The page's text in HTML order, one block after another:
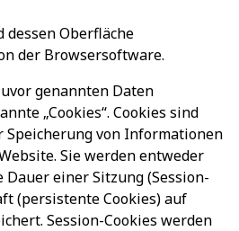
dessen Oberfläche
der Browsersoftware.
genannten Daten
„Cookies“. Cookies sind
Speicherung von Informationen
Sie werden entweder
einer Sitzung (Session-
(persistente Cookies) auf
Session-Cookies werden